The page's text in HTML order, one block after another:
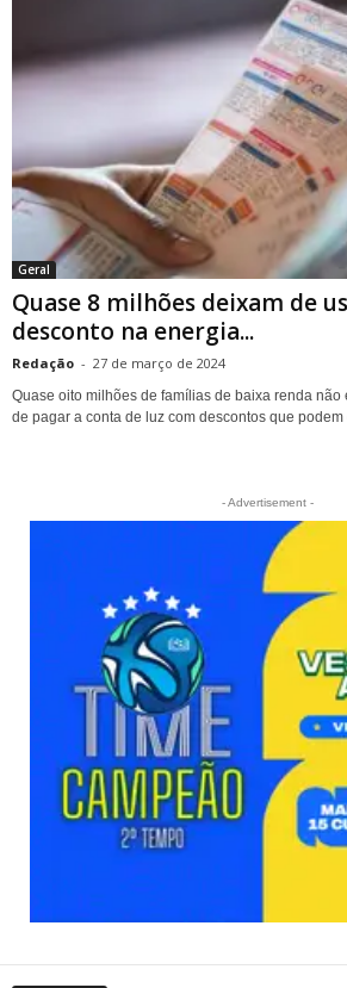
Geral
Quase 8 milhões deixam de
desconto na energia...
Redação - 27 de março de 2024
Quase oito milhões de famílias de baixa renda
de pagar a conta de luz com descontos que podem
- Advertisement -